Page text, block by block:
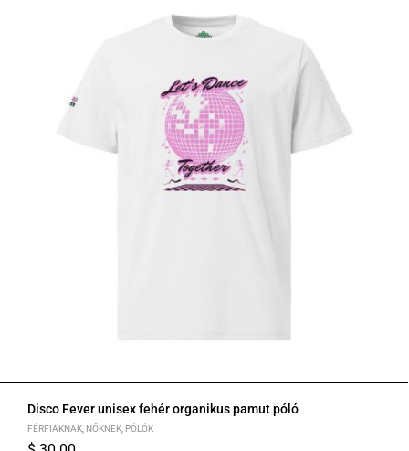
Disco Fever unisex fehér organikus pamut póló
FÉRFIAKNAK NŐKNEK PÓLÓK